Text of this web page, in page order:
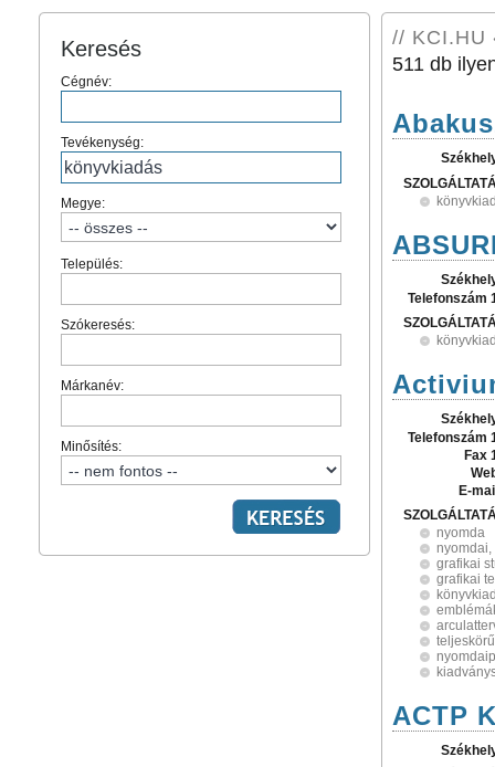
Keresés
Cégnév:
Tevékenység:
Megye:
Település:
Szókeresés:
Márkanév:
Minősítés:
// KCI.HU
511 db
Telefonszám
Telefonszám
Fax
E-
nyomda
nyomdai,
grafikai
grafikai
ACTP